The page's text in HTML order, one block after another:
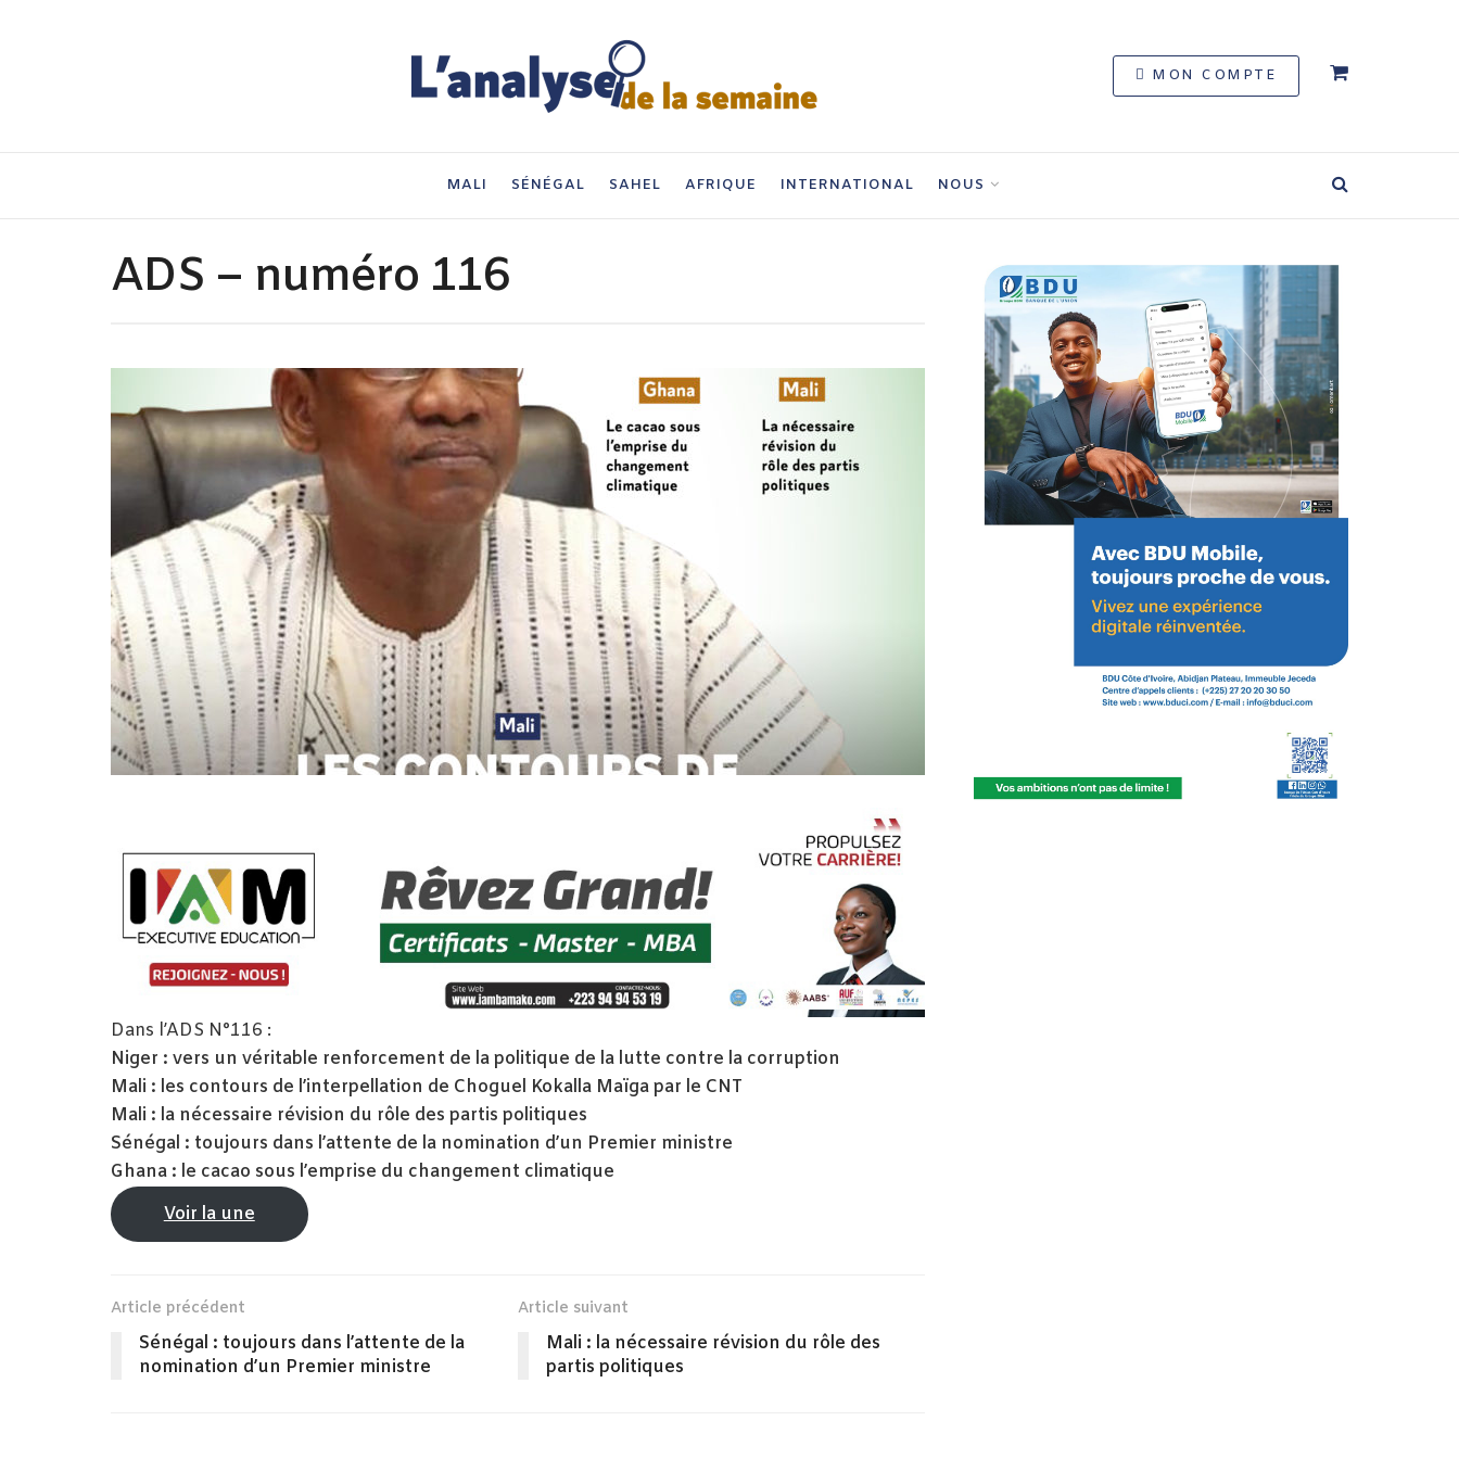
MON COMPTE
MALI SÉNÉGAL SAHEL AFRIQUE INTERNATIONAL NOUS
ADS – numéro 116
Dans l’ADS N°116 :
Niger : vers un véritable renforcement de la politique de la lutte contre la corruption
Mali : les contours de l’interpellation de Choguel Kokalla Maïga par le CNT
Mali : la nécessaire révision du rôle des partis politiques
Sénégal : toujours dans l’attente de la nomination d’un Premier ministre
Ghana : le cacao sous l’emprise du changement climatique
Voir la une
Article précédent
Sénégal : toujours dans l’attente de la
nomination d’un Premier ministre
Article suivant
Mali : la nécessaire révision du rôle des
partis politiques